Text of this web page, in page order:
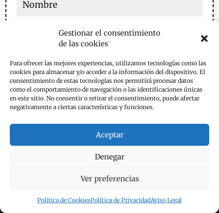
Gestionar el consentimiento
de las cookies
Para ofrecer las mejores experiencias, utilizamos tecnologías como las
cookies para almacenar y/o acceder a la información del dispositivo. El
consentimiento de estas tecnologías nos permitirá procesar datos
como el comportamiento de navegación o las identificaciones únicas
en este sitio. No consentir o retirar el consentimiento, puede afectar
negativamente a ciertas características y funciones.
Aceptar
Denegar
Ver preferencias
Política de CookiesPolítica de PrivacidadAviso Legal
Guarda mi nombre, correo electrónico y web en este
navegador para la próxima vez que comente.
Enviar comentario
Aviso Legal
Política de Privacidad